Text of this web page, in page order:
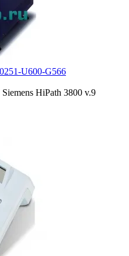
U600-G566
HiPath 3800 v.9